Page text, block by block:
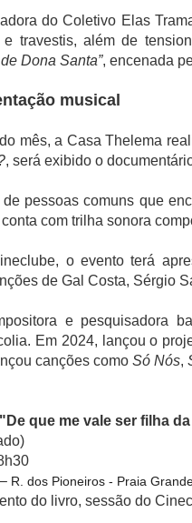
do Coletivo Elas
travestis, além de
Dona Santa”, encenada
musical
mês, a Casa Thelema
, será exibido o
pessoas comuns que
com trilha sonora
o evento terá
de Gal Costa, Sérgio
e pesquisadora
Em 2024, lançou o
canções como Só Nós,
que me vale ser filha
R. dos Pioneiros - Praia
do livro, sessão do